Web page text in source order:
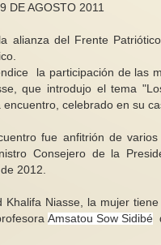
DE AGOSTO 2011
alianza del Frente
la participación de las
que introdujo el tema
celebrado en su
fue anfitrión de
Consejero de la
2012.
Khalifa Niasse, la mujer
Amsatou Sow Sidibé